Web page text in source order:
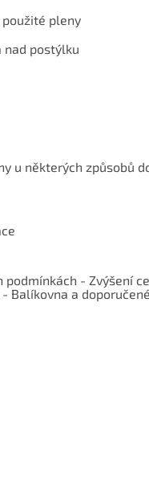
použité pleny
nad postýlku
u některých způsobů
podmínkách - Zvýšení
Balíkovna a